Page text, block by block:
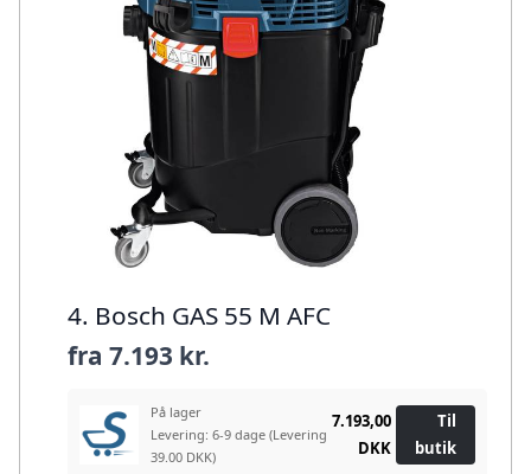
4. Bosch GAS 55 M AFC
fra 7.193 kr.
På lager
Levering: 6-9 dage (Levering
39.00 DKK)
7.193,00
DKK
Til
butik